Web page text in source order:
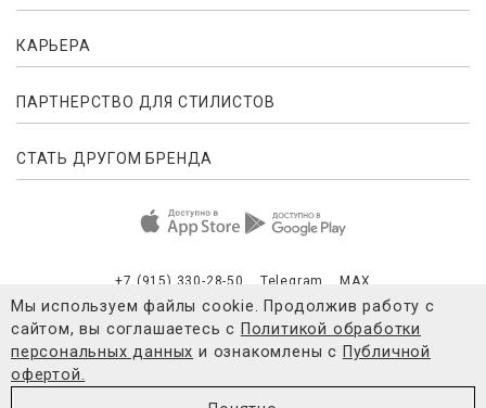
КАРЬЕРА
ПАРТНЕРСТВО ДЛЯ СТИЛИСТОВ
СТАТЬ ДРУГОМ БРЕНДА
+7 (915) 330-28-50 Telegram MAX
Согласие на обработку персональных
© 2021-2026 4FORMS
Мы используем файлы cookie. Продолжив работу с
сайтом, вы соглашаетесь с Политикой обработки
персональных данных и ознакомлены с Публичной
офертой.